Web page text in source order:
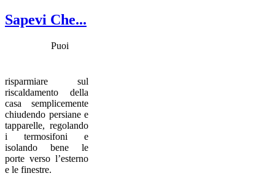
Sapevi Che...
Puoi
risparmiare sul
riscaldamento della
casa semplicemente
chiudendo persiane e
tapparelle, regolando
i termosifoni e
isolando bene le
porte verso l’esterno
e le finestre.